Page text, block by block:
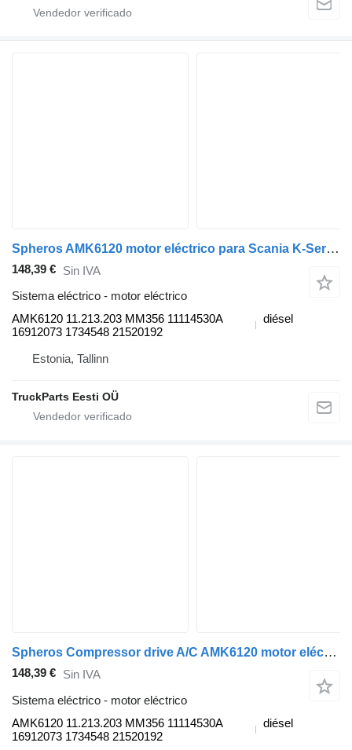
Spheros AMK6120 motor eléctrico para Scania K-Series (2016) autobús
148,39 € Sin IVA
Sistema eléctrico - motor eléctrico
AMK6120 11.213.203 MM356 11114530A
16912073 1734548 21520192
diésel
Estonia, Tallinn
TruckParts Eesti OÜ
Spheros Compressor drive A/C AMK6120 motor eléctrico para Scania K autobús
148,39 € Sin IVA
Sistema eléctrico - motor eléctrico
AMK6120 11.213.203 MM356 11114530A
16912073 1734548 21520192
diésel